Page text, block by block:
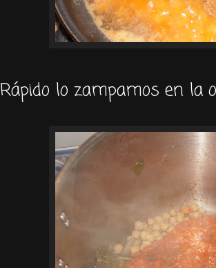
Rápido lo zampamos en la